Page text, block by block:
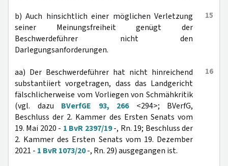
15
b) Auch hinsichtlich einer möglichen Verletzung
seiner Meinungsfreiheit genügt der
Beschwerdeführer nicht den
Darlegungsanforderungen.
16
aa) Der Beschwerdeführer hat nicht hinreichend
substantiiert vorgetragen, dass das Landgericht
fälschlicherweise vom Vorliegen von Schmähkritik
(vgl. dazu BVerfGE 93, 266<294>; BVerfG,
Beschluss der 2. Kammer des Ersten Senats vom
19. Mai 2020 - 1 BvR 2397/19-, Rn. 19; Beschluss der
2. Kammer des Ersten Senats vom 19. Dezember
2021 - 1 BvR 1073/20-, Rn. 29) ausgegangen ist.